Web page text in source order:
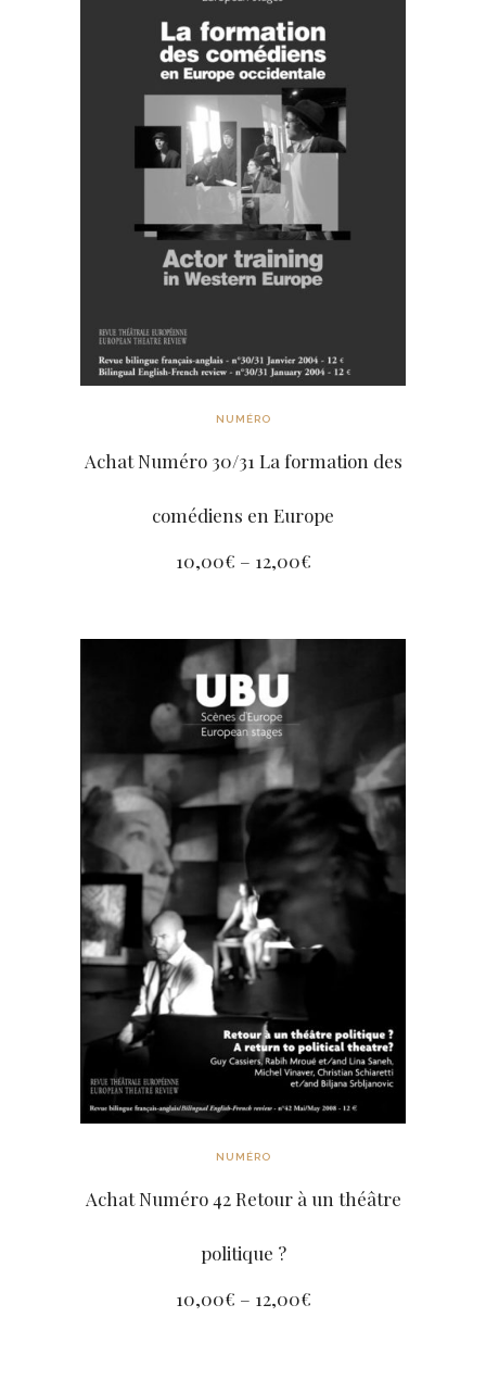
NUMÉRO
Achat Numéro 30/31 La formation des
comédiens en Europe
10,00€ – 12,00€
NUMÉRO
Achat Numéro 42 Retour à un théâtre
politique ?
10,00€ – 12,00€